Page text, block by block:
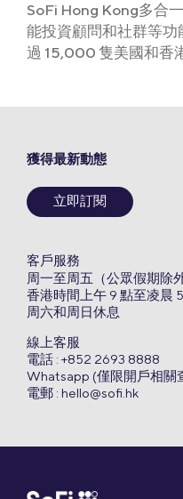
SoFi Hong Kong多合
能投資顧問和社群等
過 15,000 隻美國和香
獲得最新動態
立即訂閱
客戶服務
周一至周五（公眾假期除外
香港時間上午 9 點至凌晨
周六和周日休息
線上客服
電話 : +852 2693 8888
Whatsapp (僅限開戶相關
電郵 : hello@sofi.hk